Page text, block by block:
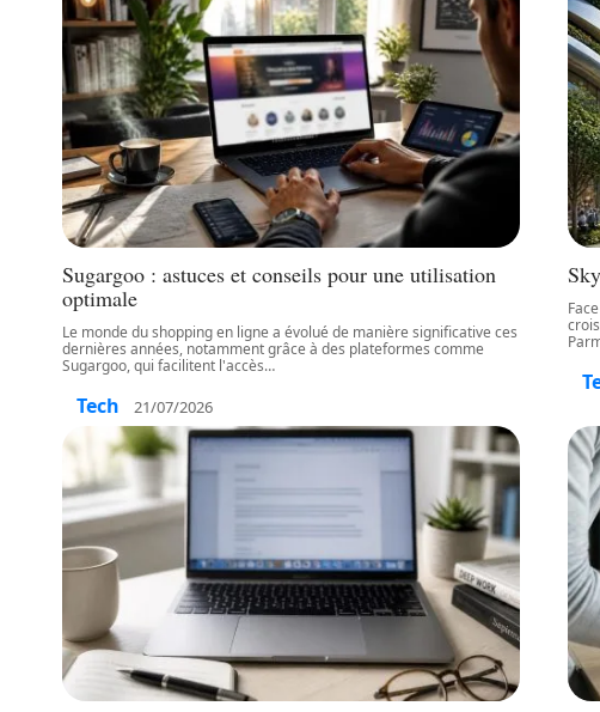
Sugargoo : astuces et conseils pour une utilisation
optimale
Le monde du shopping en ligne a évolué de manière significative ces
dernières années, notamment grâce à des plateformes comme
Sugargoo, qui facilitent l'accès…
Tech 21/07/2026